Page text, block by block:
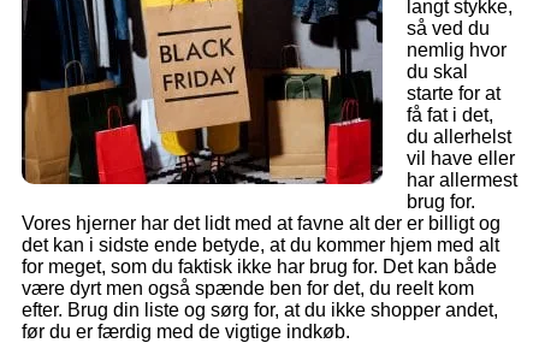
langt stykke,
så ved du
nemlig hvor
du skal
starte for at
få fat i det,
du allerhelst
vil have eller
har allermest
brug for.
Vores hjerner har det lidt med at favne alt der er billigt og
det kan i sidste ende betyde, at du kommer hjem med alt
for meget, som du faktisk ikke har brug for. Det kan både
være dyrt men også spænde ben for det, du reelt kom
efter. Brug din liste og sørg for, at du ikke shopper andet,
før du er færdig med de vigtige indkøb.